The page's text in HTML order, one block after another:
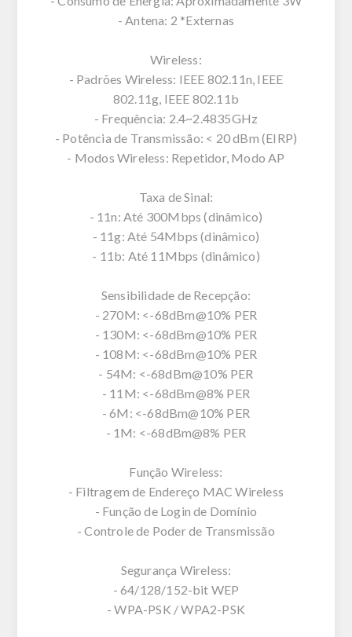
- Antena: 2 *Externas
Wireless:
- Padrões Wireless: IEEE 802.11n, IEEE
802.11g, IEEE 802.11b
- Frequência: 2.4~2.4835GHz
- Potência de Transmissão: < 20 dBm (EIRP)
- Modos Wireless: Repetidor, Modo AP
Taxa de Sinal:
- 11n: Até 300Mbps (dinâmico)
- 11g: Até 54Mbps (dinâmico)
- 11b: Até 11Mbps (dinâmico)
Sensibilidade de Recepção:
- 270M: <-68dBm@10% PER
- 130M: <-68dBm@10% PER
- 108M: <-68dBm@10% PER
- 54M: <-68dBm@10% PER
- 11M: <-68dBm@8% PER
- 6M: <-68dBm@10% PER
- 1M: <-68dBm@8% PER
Função Wireless:
- Filtragem de Endereço MAC Wireless
- Função de Login de Domínio
- Controle de Poder de Transmissão
Segurança Wireless:
- 64/128/152-bit WEP
- WPA-PSK / WPA2-PSK